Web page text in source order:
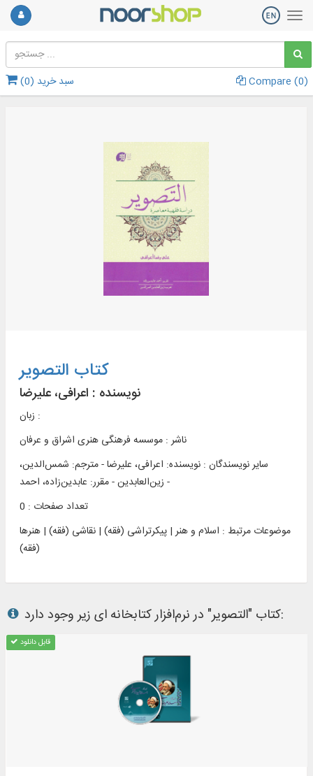
سبد خرید (0
) Compare (0)
کتاب التصویر
نویسنده : اعرافی، علیرضا
زبان :
ناشر : موسسه فرهنگی هنری اشراق و عرفان
سایر نویسندگان : نویسنده: اعرافی، علیرضا - مترجم: شمس‌الدین،
زین‌العابدین - مقرر: عابدین‌زاده، احمد -
تعداد صفحات : 0
موضوعات مرتبط : اسلام و هنر | پیکرتراشی (فقه) | نقاشی (فقه) | هنرها
(فقه)
کتاب "التصویر" در نرم‌افزار کتابخانه ای زیر وجود دارد:
قابل دانلود